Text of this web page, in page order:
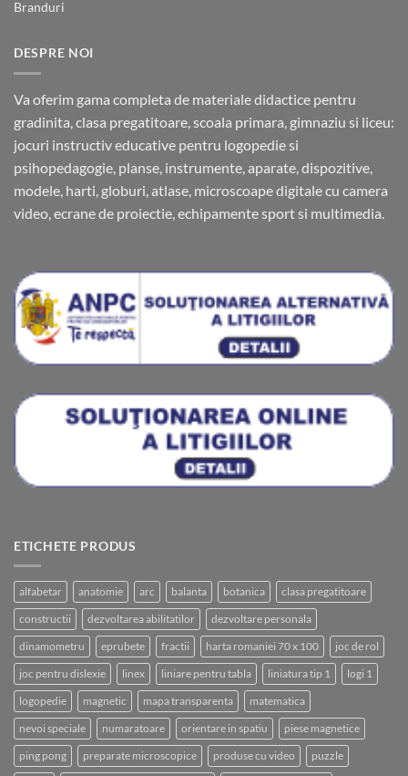
Branduri
DESPRE NOI
Va oferim gama completa de materiale didactice pentru
gradinita, clasa pregatitoare, scoala primara, gimnaziu si liceu:
jocuri instructiv educative pentru logopedie si
psihopedagogie, planse, instrumente, aparate, dispozitive,
modele, harti, globuri, atlase, microscoape digitale cu camera
video, ecrane de proiectie, echipamente sport si multimedia.
ETICHETE PRODUS
alfabetar anatomie arc balanta botanica clasa pregatitoare
constructii dezvoltarea abilitatilor dezvoltare personala
dinamometru eprubete fractii harta romaniei 70 x 100 joc de rol
joc pentru dislexie linex liniare pentru tabla liniatura tip 1 logi 1
logopedie magnetic mapa transparenta matematica
nevoi speciale numaratoare orientare in spatiu piese magnetice
ping pong preparate microscopice produse cu video puzzle